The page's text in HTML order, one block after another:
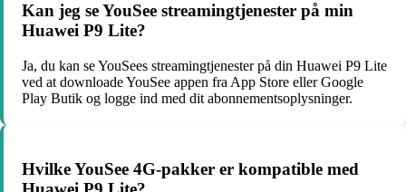
Kan jeg se YouSee streamingtjenester på min
Huawei P9 Lite?
Ja, du kan se YouSees streamingtjenester på din Huawei P9 Lite
ved at downloade YouSee appen fra App Store eller Google
Play Butik og logge ind med dit abonnementsoplysninger.
Hvilke YouSee 4G-pakker er kompatible med